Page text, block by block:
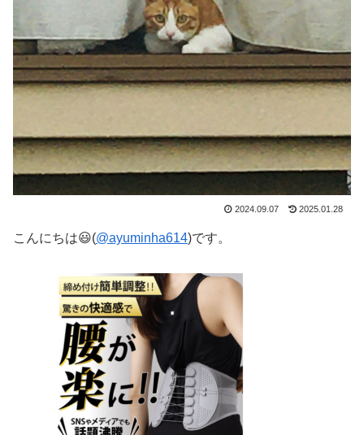
2024.09.07 2025.01.28
こんにちは😃(@ayuminha614)です。